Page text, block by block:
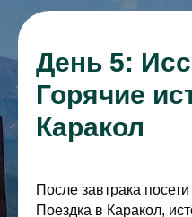
День 5:
Горячие
Каракол
После завтрака
Поездка в Каракол,